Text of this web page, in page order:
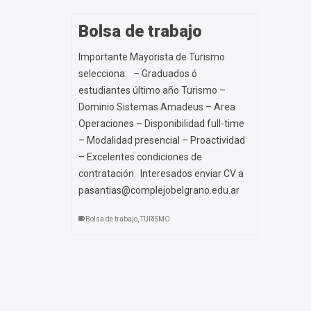
Bolsa de trabajo
Importante Mayorista de Turismo
selecciona: – Graduados ó
estudiantes último año Turismo –
Dominio Sistemas Amadeus – Area
Operaciones – Disponibilidad full-time
– Modalidad presencial – Proactividad
– Excelentes condiciones de
contratación Interesados enviar CV a
pasantias@complejobelgrano.edu.ar
Bolsa de trabajo ,TURISMO